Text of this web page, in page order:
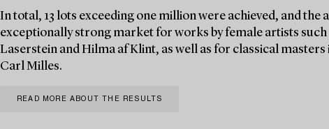
In total, 13 lots exceeding one million were achieved, and
exceptionally strong market for works by female artists
Laserstein and Hilma af Klint, as well as for classical
Carl Milles.
READ MORE ABOUT THE RESULTS